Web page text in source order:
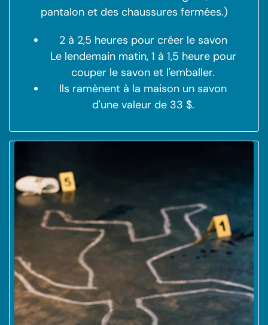
pantalon et des chaussures fermées.)
2 à 2,5 heures pour créer le savon
Le lendemain matin, 1 à 1,5 heure pour
couper le savon et l'emballer.
Ils ramènent à la maison un savon
d'une valeur de 33 $.